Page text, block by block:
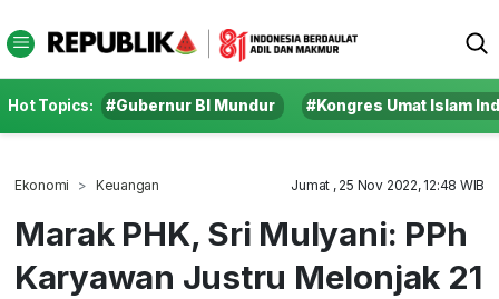
Hot Topics: #Gubernur BI Mundur #Kongres Umat Islam
Ekonomi Keuangan Jumat , 25 Nov 2022, 12:48 WIB
Marak PHK, Sri Mulyani: PPh
Karyawan Justru Melonjak 21